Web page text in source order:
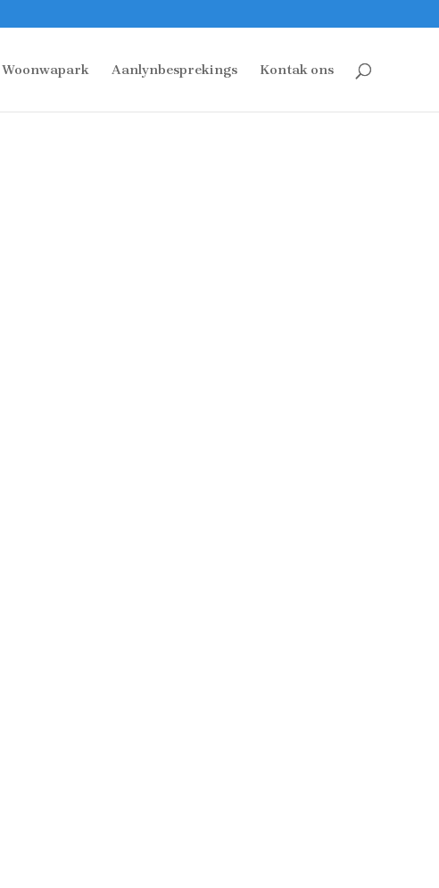
Woonwapark Aanlynbesprekings Kontak ons